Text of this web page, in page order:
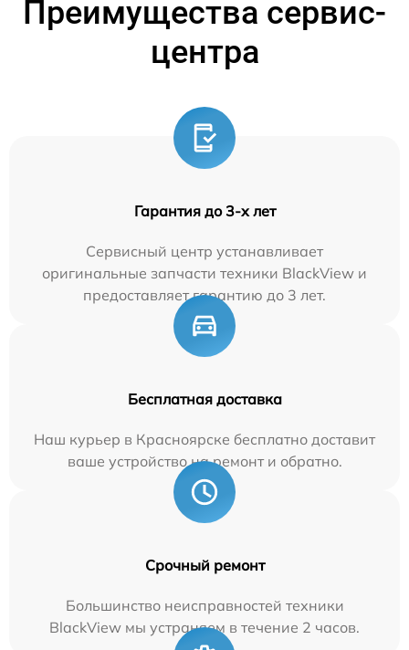
Преимущества сервис-
центра
Гарантия до 3-х лет
Сервисный центр устанавливает
оригинальные запчасти техники BlackView и
предоставляет гарантию до 3 лет.
Бесплатная доставка
Наш курьер в Красноярске бесплатно доставит
ваше устройство на ремонт и обратно.
Срочный ремонт
Большинство неисправностей техники
BlackView мы устраняем в течение 2 часов.